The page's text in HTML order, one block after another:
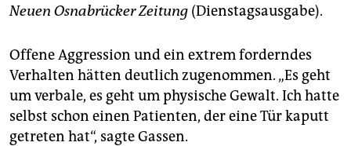
Neuen Osnabrücker Zeitung (Dienstagsausgabe).
Offene Aggression und ein extrem forderndes
Verhalten hätten deutlich zugenommen. „Es geht
um verbale, es geht um physische Gewalt. Ich hatte
selbst schon einen Patienten, der eine Tür kaputt
getreten hat“, sagte Gassen.